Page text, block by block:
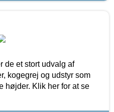
de et stort udvalg af
kogegrej og udstyr som
højder. Klik her for at se